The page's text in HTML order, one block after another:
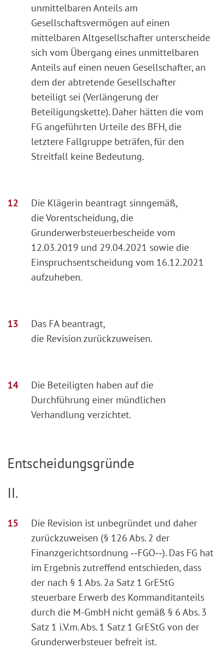
unmittelbaren Anteils am
Gesellschaftsvermögen auf einen
mittelbaren Altgesellschafter unterscheide
sich vom Übergang eines unmittelbaren
Anteils auf einen neuen Gesellschafter, an
dem der abtretende Gesellschafter
beteiligt sei (Verlängerung der
Beteiligungskette). Daher hätten die vom
FG angeführten Urteile des BFH, die
letztere Fallgruppe beträfen, für den
Streitfall keine Bedeutung.
Die Klägerin beantragt sinngemäß,
die Vorentscheidung, die
Grunderwerbsteuerbescheide vom
12.03.2019 und 29.04.2021 sowie die
Einspruchsentscheidung vom 16.12.2021
aufzuheben.
Das FA beantragt,
die Revision zurückzuweisen.
Die Beteiligten haben auf die
Durchführung einer mündlichen
Verhandlung verzichtet.
Entscheidungsgründe
II.
Die Revision ist unbegründet und daher
zurückzuweisen (§ 126 Abs. 2 der
Finanzgerichtsordnung ‑‑FGO‑‑). Das FG hat
im Ergebnis zutreffend entschieden, dass
der nach § 1 Abs. 2a Satz 1 GrEStG
steuerbare Erwerb des Kommanditanteils
durch die M-GmbH nicht gemäß § 6 Abs. 3
Satz 1 i.V.m. Abs. 1 Satz 1 GrEStG von der
Grunderwerbsteuer befreit ist.